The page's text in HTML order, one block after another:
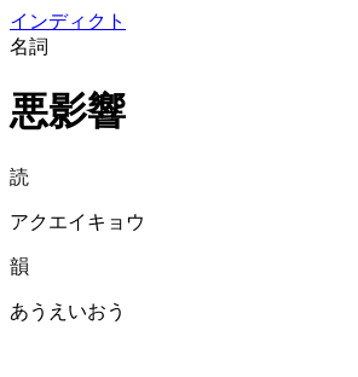
インディクト
名詞
悪影響
読
アクエイキョウ
韻
あうえいおう